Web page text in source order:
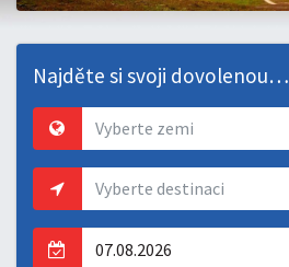
Najděte si svoji dovolenou…
Vyberte zemi
Vyberte destinaci